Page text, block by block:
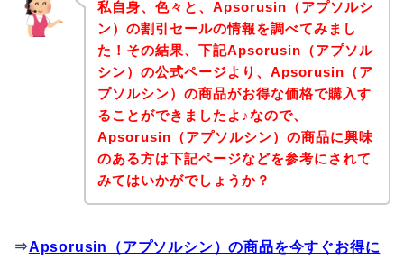
私自身、色々と、Apsorusin（アプソルシ
ン）の割引セールの情報を調べてみまし
た！その結果、下記Apsorusin（アプソル
シン）の公式ページより、Apsorusin（ア
プソルシン）の商品がお得な価格で購入す
ることができましたよ♪なので、
Apsorusin（アプソルシン）の商品に興味
のある方は下記ページなどを参考にされて
みてはいかがでしょうか？
⇒Apsorusin（アプソルシン）の商品を今すぐお得に